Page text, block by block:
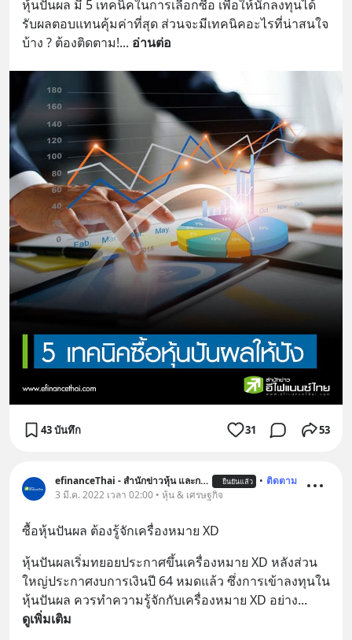
หุ้นปันผล มี 5 เทคนิคในการเลือกซื้อ เพื่อให้นักลงทุนได้
รับผลตอบแทนคุ้มค่าที่สุด ส่วนจะมีเทคนิคอะไรที่น่าสนใจ
บ้าง ? ต้องติดตาม!... อ่านต่อ
43 บันทึก 31 53
efinanceThai - สำนักข่าวหุ้น และการลงทุน ยืนยันแล้ว • ติดตาม
3 มี.ค. 2022 เวลา 02:00 • หุ้น & เศรษฐกิจ
ซื้อหุ้นปันผล ต้องรู้จักเครื่องหมาย XD
หุ้นปันผลเริ่มทยอยประกาศขึ้นเครื่องหมาย XD หลังส่วน
ใหญ่ประกาศงบการเงินปี 64 หมดแล้ว ซึ่งการเข้าลงทุนใน
หุ้นปันผล ควรทำความรู้จักกับเครื่องหมาย XD อย่าง...
ดูเพิ่มเติม